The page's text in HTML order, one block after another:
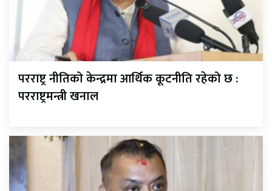
परराष्ट्र नीतिको केन्द्रमा आर्थिक कूटनीति रहेको छ :
परराष्ट्रमन्त्री खनाल